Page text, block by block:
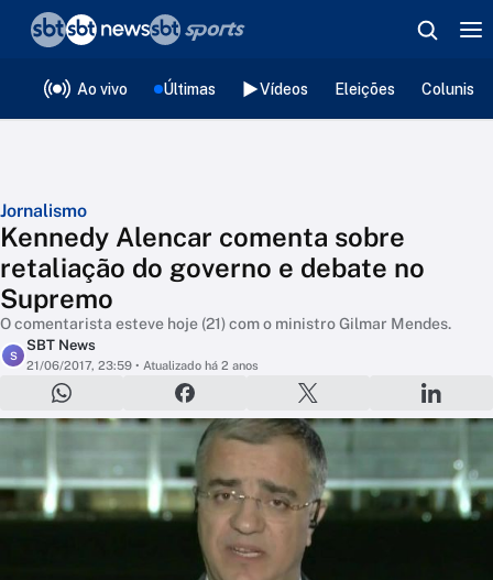
Ao vivo Últimas Vídeos Eleições
Jornalismo
Kennedy Alencar comenta sobre
retaliação do governo e debate no
Supremo
O comentarista esteve hoje (21) com o ministro Gilmar Mendes.
S
SBT News
21/06/2017, 23:59 • Atualizado há 2 anos
❮voltar
Editorias